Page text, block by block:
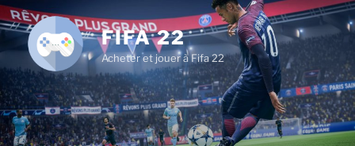
Aller
au
contenu
principal
FIFA 22
Acheter et jouer à Fifa 22